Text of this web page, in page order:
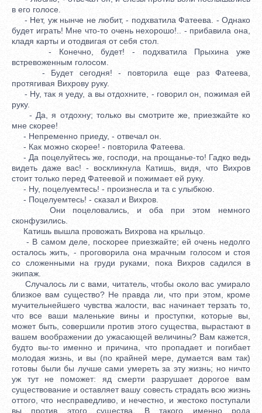
в его голосе.
- Нет, уж нынче не любит, - подхватила Фатеева. - Однако
будет играть! Мне что-то очень нехорошо!.. - прибавила она,
кладя карты и отодвигая от себя стол.
- Конечно, будет! - подхватила Прыхина уже
встревоженным голосом.
- Будет сегодня! - повторила еще раз Фатеева,
протягивая Вихрову руку.
- Ну, так я уеду, а вы отдохните, - говорил он, пожимая ей
руку.
- Да, я отдохну; только вы смотрите же, приезжайте ко
мне скорее!
- Непременно приеду, - отвечал он.
- Как можно скорее! - повторила Фатеева.
- Да поцелуйтесь же, господи, на прощанье-то! Гадко ведь
видеть даже вас! - воскликнула Катишь, видя, что Вихров
стоит только перед Фатеевой и пожимает ей руку.
- Ну, поцелуемтесь! - произнесла и та с улыбкою.
- Поцелуемтесь! - сказал и Вихров.
Они поцеловались, и оба при этом немного
сконфузились.
Катишь вышла провожать Вихрова на крыльцо.
- В самом деле, поскорее приезжайте; ей очень недолго
осталось жить, - проговорила она мрачным голосом и стоя
со сложенными на груди руками, пока Вихров садился в
экипаж.
Случалось ли с вами, читатель, чтобы около вас умирало
близкое вам существо? Не правда ли, что при этом, кроме
мучительнейшего чувства жалости, вас начинает терзать то,
что все ваши маленькие вины и проступки, которые вы,
может быть, совершили против этого существа, вырастают в
вашем воображении до ужасающей величины? Вам кажется,
будто вы-то именно и причина, что пропадает и погибает
молодая жизнь, и вы (по крайней мере, думается вам так)
готовы были бы лучше сами умереть за эту жизнь; но ничто
уж тут не поможет: яд смерти разрушает дорогое вам
существование и оставляет вашу совесть страдать всю жизнь
оттого, что несправедливо, и нечестно, и жестоко поступали
вы против этого существа. В такого именно рода